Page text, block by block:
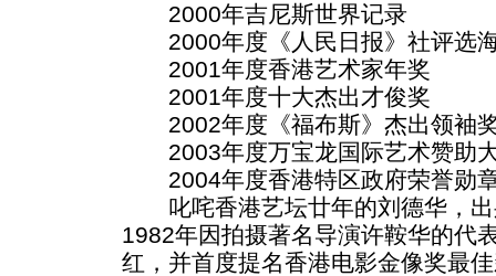
2000年吉尼斯世界记录
2000年度《人民日报》社评选
2001年度香港艺术家年奖
2001年度十大杰出才俊奖
2002年度《福布斯》杰出领袖
2003年度万宝龙国际艺术赞助
2004年度香港特区政府荣誉勋
叱咤香港艺坛廿年的刘德华，出
1982年因拍摄著名导演许鞍华的代
红，并首度提名香港电影金像奖最